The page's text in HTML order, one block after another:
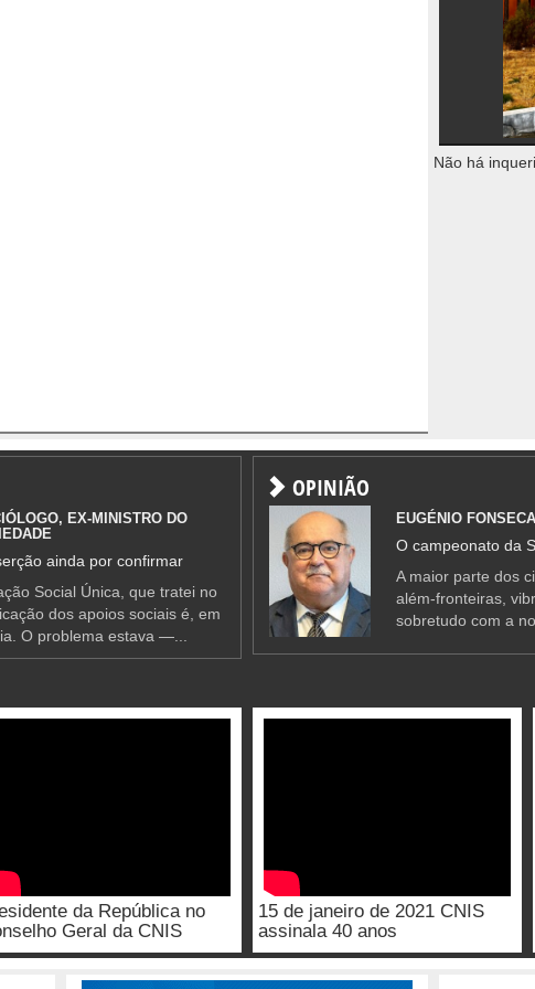
Não há
EX-MINISTRO DO
ainda por confirmar
Social Única, que tratei no
dos apoios sociais é, em
O problema estava —...
OPINIÃO
EUGÉNIO FONSECA
O campeonato da
A maior parte dos
além-fronteiras,
sobretudo com a
da República no
Geral da CNIS
15 de janeiro de 2021 CNIS
assinala 40 anos